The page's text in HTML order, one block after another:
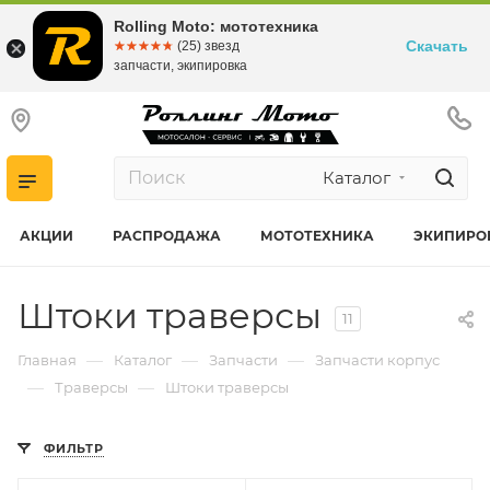
Каталог
АКЦИИ РАСПРОДАЖА МОТОТЕХНИКА
Штоки траверсы 11
Главная — Каталог — Запчасти — Запчасти корпус
— Траверсы — Штоки траверсы
ФИЛЬТР
Rolling Moto: мототехника
☆☆☆☆☆
★★★★★ (25) звезд
запчасти, экипировка
Скачать